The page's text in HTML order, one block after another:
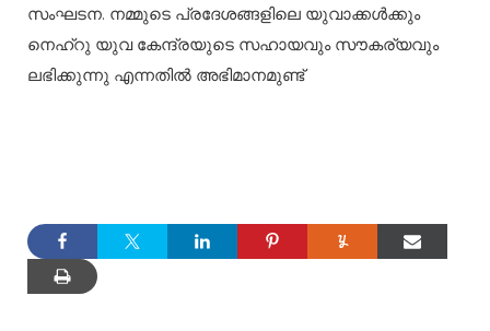
സംഘടന. നമ്മുടെ പ്രദേശങ്ങളിലെ യുവാക്കൾക്കും
നെഹ്റു യുവ കേന്ദ്രയുടെ സഹായവും സൗകര്യവും
ലഭിക്കുന്നു എന്നതിൽ അഭിമാനമുണ്ട്